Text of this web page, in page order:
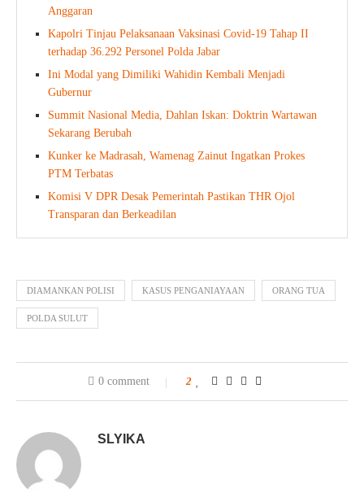
Anggaran
Kapolri Tinjau Pelaksanaan Vaksinasi Covid-19 Tahap II
terhadap 36.292 Personel Polda Jabar
Ini Modal yang Dimiliki Wahidin Kembali Menjadi
Gubernur
Summit Nasional Media, Dahlan Iskan: Doktrin Wartawan
Sekarang Berubah
Kunker ke Madrasah, Wamenag Zainut Ingatkan Prokes
PTM Terbatas
Komisi V DPR Desak Pemerintah Pastikan THR Ojol
Transparan dan Berkeadilan
DIAMANKAN POLISI KASUS PENGANIAYAAN ORANG TUA
POLDA SULUT
0 comment 2
SLYIKA